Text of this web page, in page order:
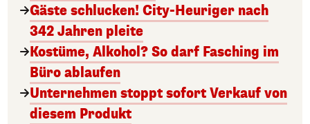
Gäste schlucken! City-Heuriger nach
342 Jahren pleite
Kostüme, Alkohol? So darf Fasching im
Büro ablaufen
Unternehmen stoppt sofort Verkauf von
diesem Produkt